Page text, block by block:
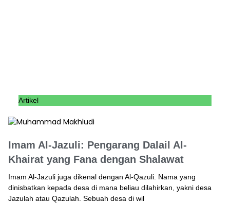
Artikel
Imam Al-Jazuli: Pengarang Dalail Al-
Khairat yang Fana dengan Shalawat
Imam Al-Jazuli juga dikenal dengan Al-Qazuli. Nama yang
dinisbatkan kepada desa di mana beliau dilahirkan, yakni desa
Jazulah atau Qazulah. Sebuah desa di wil